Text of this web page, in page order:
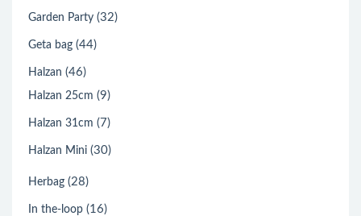
Garden Party (32)
Geta bag (44)
Halzan (46)
Halzan 25cm (9)
Halzan 31cm (7)
Halzan Mini (30)
Herbag (28)
In the-loop (16)